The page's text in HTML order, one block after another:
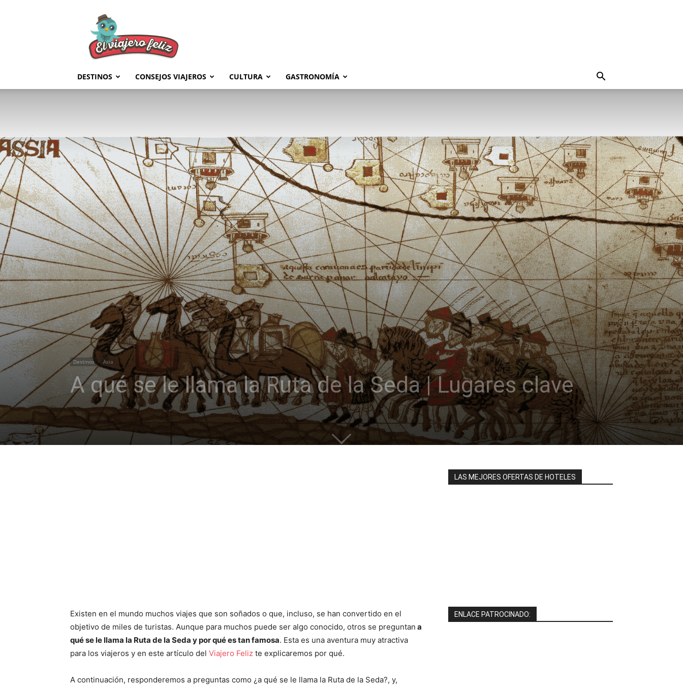
Feliz
DESTINOS CONSEJOS VIAJEROS CULTURA GASTRONOMÍA
Destinos Asia
A qué se le llama la Ruta de la Seda | Lugares clave
Existen en el mundo muchos viajes que son soñados o que, incluso, se han convertido en el
objetivo de miles de turistas. Aunque para muchos puede ser algo conocido, otros se preguntan a
qué se le llama la Ruta de la Seda y por qué es tan famosa. Esta es una aventura muy atractiva
para los viajeros y en este artículo del Viajero Feliz te explicaremos por qué.
A continuación, responderemos a preguntas como ¿a qué se le llama la Ruta de la Seda?, y,
LAS MEJORES OFERTAS DE HOTELES
ENLACE PATROCINADO: